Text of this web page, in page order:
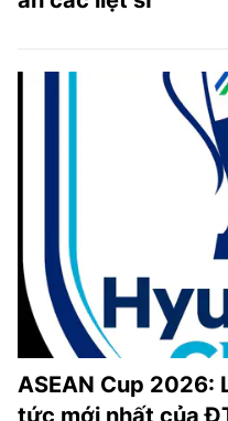
ASEAN Cup 2026:
tức mới nhất của